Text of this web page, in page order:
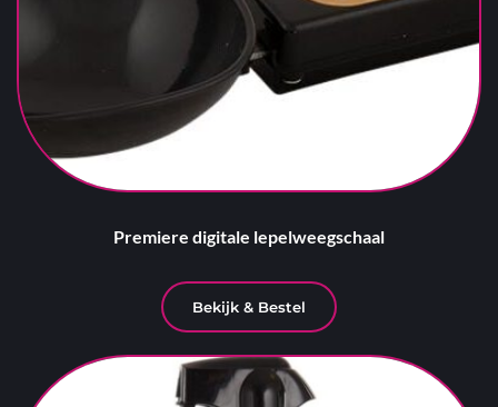
Premiere digitale lepelweegschaal
Bekijk & Bestel